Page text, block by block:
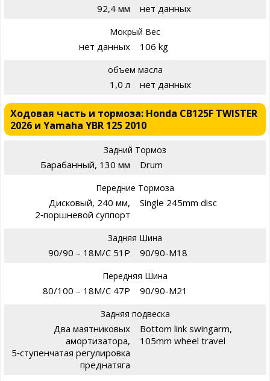
92,4 мм нет данных
Мокрый Вес
нет данных 106 kg
объем масла
1,0 л нет данных
Ходовая часть и тормоза: Honda CB125F TWISTER
2026 и Yamaha YBR 125 2010
Задний Тормоз
Барабанный, 130 мм Drum
Передние Тормоза
Дисковый, 240 мм,
2‑поршневой суппорт
Single 245mm disc
Задняя Шина
90/90 – 18M/C 51P 90/90-M18
Передняя Шина
80/100 – 18M/C 47P 90/90-M21
Задняя подвеска
Два маятниковых
амортизатора,
5‑ступенчатая регулировка
преднатяга
Bottom link swingarm,
105mm wheel travel